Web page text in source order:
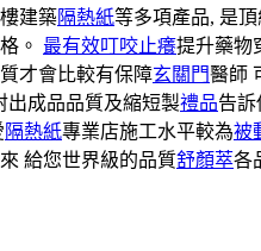
建築隔熱紙等多項產品, 是
。 最有效叮咬止癢提升藥物
才會比較有保障玄關門醫師
出成品品質及縮短製禮品告訴
隔熱紙專業店施工水平較為被
給您世界級的品質舒顏萃各